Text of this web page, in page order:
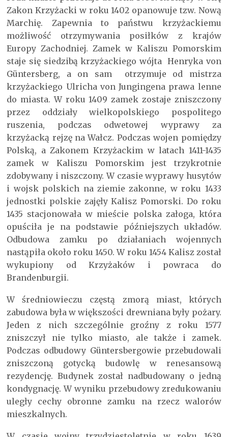
Zakon Krzyżacki w roku 1402 opanowuje tzw. Nową
Marchię. Zapewnia to państwu krzyżackiemu
możliwość otrzymywania posiłków z krajów
Europy Zachodniej. Zamek w Kaliszu Pomorskim
staje się siedzibą krzyżackiego wójta Henryka von
Güntersberg, a on sam otrzymuje od mistrza
krzyżackiego Ulricha von Jungingena prawa lenne
do miasta. W roku 1409 zamek zostaje zniszczony
przez oddziały wielkopolskiego pospolitego
ruszenia, podczas odwetowej wyprawy za
krzyżacką rejzę na Wałcz. Podczas wojen pomiędzy
Polską, a Zakonem Krzyżackim w latach 1411-1435
zamek w Kaliszu Pomorskim jest trzykrotnie
zdobywany i niszczony. W czasie wyprawy husytów
i wojsk polskich na ziemie zakonne, w roku 1433
jednostki polskie zajęły Kalisz Pomorski. Do roku
1435 stacjonowała w mieście polska załoga, która
opuściła je na podstawie późniejszych układów.
Odbudowa zamku po działaniach wojennych
nastąpiła około roku 1450. W roku 1454 Kalisz został
wykupiony od Krzyżaków i powraca do
Brandenburgii.
W średniowieczu częstą zmorą miast, których
zabudowa była w większości drewniana były pożary.
Jeden z nich szczególnie groźny z roku 1577
zniszczył nie tylko miasto, ale także i zamek.
Podczas odbudowy Güntersbergowie przebudowali
zniszczoną gotycką budowlę w renesansową
rezydencję. Budynek został nadbudowany o jedną
kondygnację. W wyniku przebudowy zredukowaniu
uległy cechy obronne zamku na rzecz walorów
mieszkalnych.